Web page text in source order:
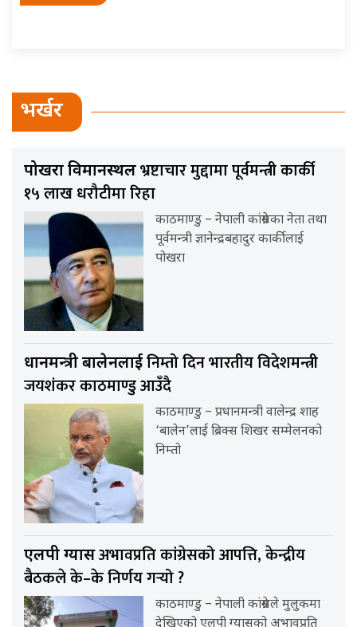
भर्खर
पोखरा विमानस्थलभ्रष्टाचार मुद्दामा पूर्वमन्त्री कार्की
१५ लाख धरौटीमा रिहा
काठमाण्डु – नेपाली कांग्रेसका नेता तथा
पूर्वमन्त्री ज्ञानेन्द्रबहादुर कार्कीलाई
पोखरा
प्रधानमन्त्री बालेनलाईनिम्तो दिन भारतीय विदेशमन्त्री
जयशंकर काठमाण्डु आउँदै
काठमाण्डु – प्रधानमन्त्री वालेन्द्र शाह
‘बालेन’लाई ब्रिक्स शिखर सम्मेलनको
निम्तो
एलपी ग्यासअभावप्रति कांग्रेसको आपत्ति, केन्द्रीय
बैठकले के–के निर्णय गर्‍यो ?
काठमाण्डु – नेपाली कांग्रेसले मुलुकमा